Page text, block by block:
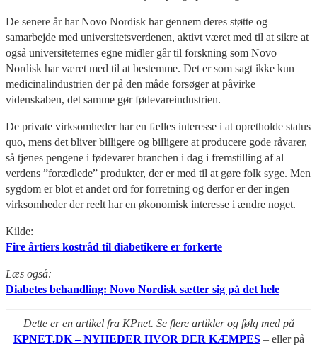
De senere år har Novo Nordisk har gennem deres støtte og
samarbejde med universitetsverdenen, aktivt været med til at sikre at
også universiteternes egne midler går til forskning som Novo
Nordisk har været med til at bestemme. Det er som sagt ikke kun
medicinalindustrien der på den måde forsøger at påvirke
videnskaben, det samme gør fødevareindustrien.
De private virksomheder har en fælles interesse i at opretholde status
quo, mens det bliver billigere og billigere at producere gode råvarer,
så tjenes pengene i fødevarer branchen i dag i fremstilling af al
verdens ”forædlede” produkter, der er med til at gøre folk syge. Men
sygdom er blot et andet ord for forretning og derfor er der ingen
virksomheder der reelt har en økonomisk interesse i ændre noget.
Kilde:
Fire årtiers kostråd til diabetikere er forkerte
Læs også:
Diabetes behandling: Novo Nordisk sætter sig på det hele
Dette er en artikel fra KPnet. Se flere artikler og følg med på
KPNET.DK – NYHEDER HVOR DER KÆMPES – eller på